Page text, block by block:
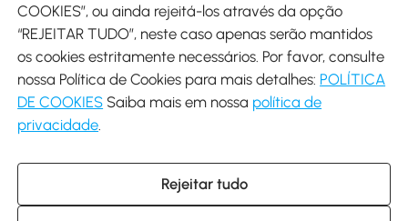
Descarregar Aosom App
Google Play
+34 931 294 512 (Seg-Sex das 7:30 às 16:30h)
info@aosom.pt
COOKIES”, ou ainda rejeitá-los através da opção
“REJEITAR TUDO”, neste caso apenas serão mantidos
os cookies estritamente necessários. Por favor, consulte
nossa Política de Cookies para mais detalhes: POLÍTICA
DE COOKIES Saiba mais em nossa política de
privacidade
Rejeitar tudo